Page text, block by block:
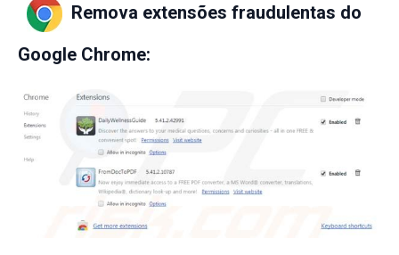
Remova extensões fraudulentas do
Google Chrome: